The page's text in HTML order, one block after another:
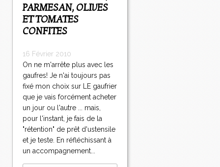
PARMESAN, OLIVES
ET TOMATES
CONFITES
16 Février 2010
On ne m'arrête plus avec les
gaufres! Je n'ai toujours pas
fixé mon choix sur LE gaufrier
que je vais forcément acheter
un jour ou l'autre ... mais,
pour l'instant, je fais de la
"rétention" de prêt d'ustensile
et je teste. En réfléchissant à
un accompagnement...